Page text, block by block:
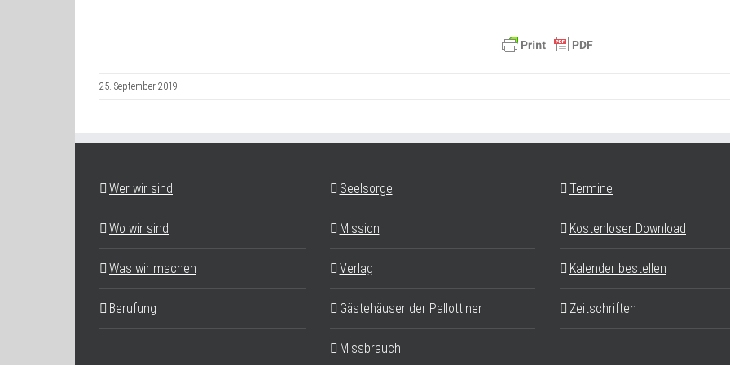
25. September 2019
Wer wir sind
Wo wir sind
Was wir machen
Berufung
Seelsorge
Mission
Verlag
Gästehäuser der Pallottiner
Missbrauch
Termine
Kostenloser Download
Kalender bestellen
Zeitschriften